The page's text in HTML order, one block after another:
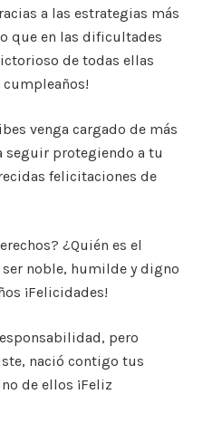
a las estrategias más
que en las dificultades
de todas ellas
venga cargado de más
seguir protegiendo a tu
felicitaciones de
¿Quién es el
ser noble, humilde y digno
¡Felicidades!
pero
nació contigo tus
de ellos ¡Feliz